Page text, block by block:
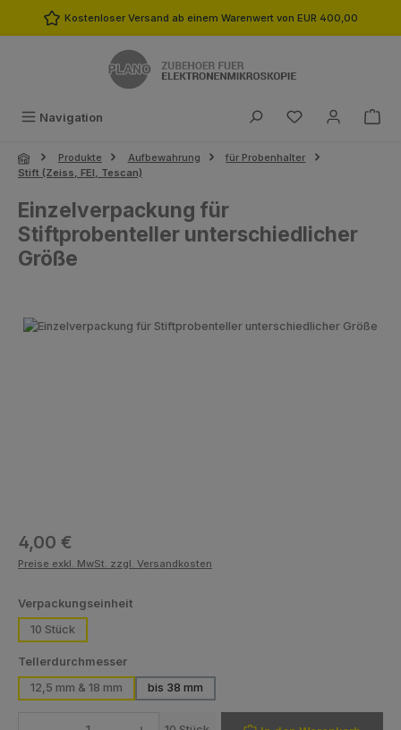
Zum Hauptinhalt springen
Kostenloser Versand ab einem Warenwert von EUR 400,00
Navigation Du hast 0
Produkte Aufbewahrung
für Probenhalter
Stift (Zeiss, FEI, Tescan)
Einzelverpackung für
Stiftprobenteller unterschiedlicher
Größe
Bildergalerie überspringen
Regulärer Preis:
4,00 €
Preise exkl. MwSt. zzgl. Versandkosten
Verpackungseinheitauswählen
10 Stück
Tellerdurchmesserauswählen
12,5 mm & 18 mm
bis 38 mm